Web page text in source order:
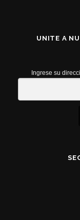
UNITE A
Ingrese su